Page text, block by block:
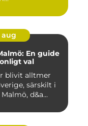
aug
En guide
val
blivit alltmer
särskilt i
d&a...